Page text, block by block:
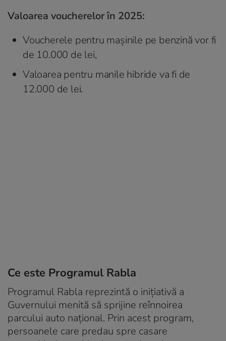
Valoarea voucherelor în 2025:
Voucherele pentru mașinile pe benzină vor fi
de 10.000 de lei,
Valoarea pentru manile hibride va fi de
12.000 de lei.
Ce este Programul Rabla
Programul Rabla reprezintă o inițiativă a
Guvernului menită să sprijine reînnoirea
parcului auto național. Prin acest program,
persoanele care predau spre casare